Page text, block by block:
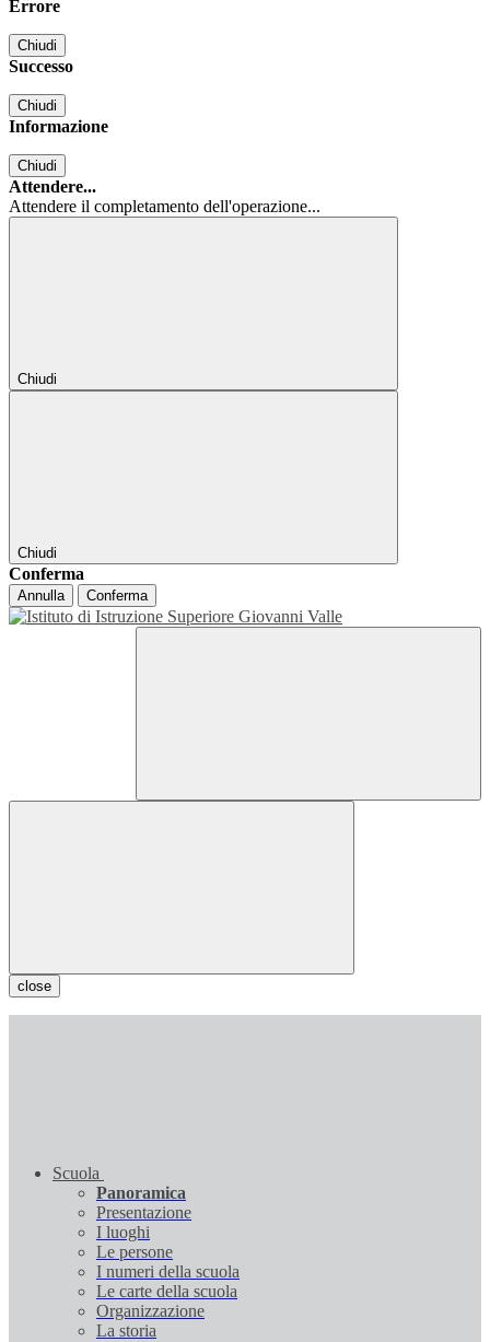
Errore
Chiudi
Successo
Chiudi
Informazione
Chiudi
Attendere...
Attendere il completamento dell'operazione...
Chiudi
Chiudi
Conferma
Annulla Conferma
close
Scuola
Panoramica
Presentazione
I luoghi
Le persone
I numeri della scuola
Le carte della scuola
Organizzazione
La storia